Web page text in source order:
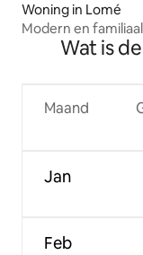
Woning in Lomé
Modern en
Wat is
Maand
Jan
Feb